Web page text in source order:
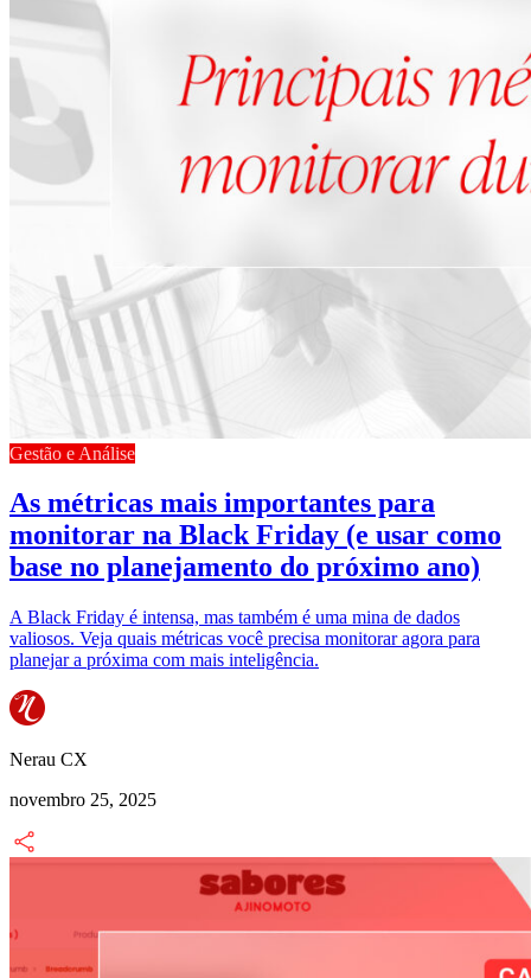
Gestão e Análise
As métricas mais importantes para
monitorar na Black Friday (e usar como
base no planejamento do próximo ano)
A Black Friday é intensa, mas também é uma mina de dados
valiosos. Veja quais métricas você precisa monitorar agora para
planejar a próxima com mais inteligência.
Nerau CX
novembro 25, 2025